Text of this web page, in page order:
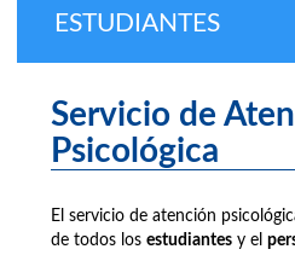
ESTUDIANTES
Servicio de
Psicológica
El servicio de atención
de todos los estudiantes y el